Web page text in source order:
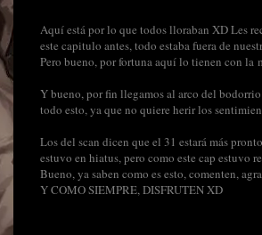
Aquí está por lo que todos lloraban XD Les
este capitulo antes, todo estaba fuera de
Pero bueno, por fortuna aquí lo tienen con la
Y bueno, por fin llegamos al arco del
todo esto, ya que no quiere herir los
Los del scan dicen que el 31 estará más
estuvo en hiatus, pero como este cap estuvo
Bueno, ya saben como es esto, comenten,
Y COMO SIEMPRE, DISFRUTEN XD